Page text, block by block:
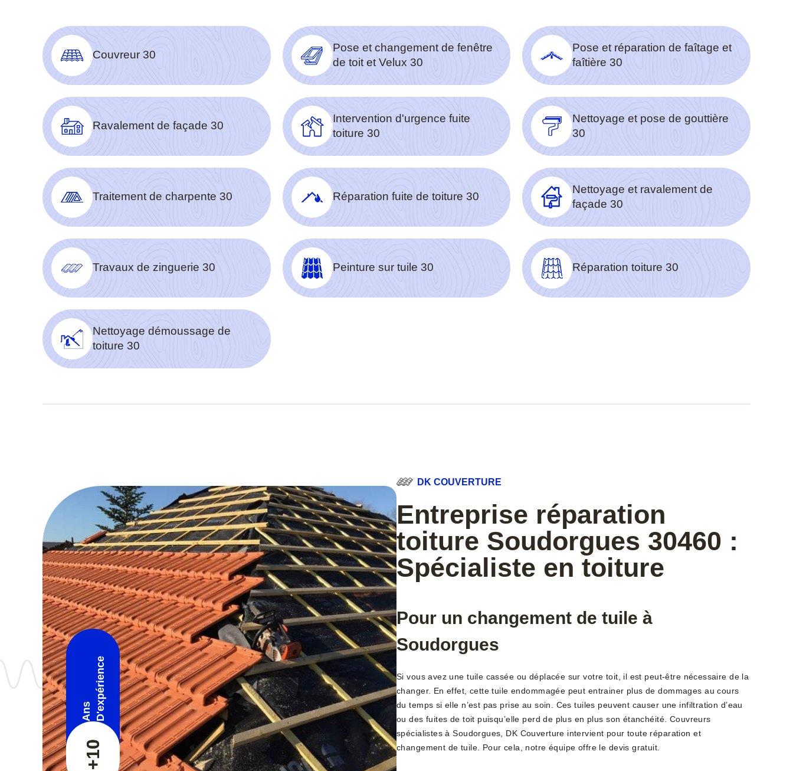
Couvreur 30
Pose et changement de fenêtre
de toit et Velux 30
Pose et réparation de faîtage et
faîtière 30
Ravalement de façade 30
Intervention d'urgence fuite
toiture 30
Nettoyage et pose de gouttière
30
Traitement de charpente 30 Réparation fuite de toiture 30
Nettoyage et ravalement de
façade 30
Travaux de zinguerie 30 Peinture sur tuile 30 Réparation toiture 30
Nettoyage démoussage de
toiture 30
+10
Ans D'expérience
DK COUVERTURE
Entreprise réparation
toiture Soudorgues 30460 :
Spécialiste en toiture
Pour un changement de tuile à
Soudorgues
Si vous avez une tuile cassée ou déplacée sur votre toit, il est peut-être nécessaire de la
changer. En effet, cette tuile endommagée peut entrainer plus de dommages au cours
du temps si elle n’est pas prise au soin. Ces tuiles peuvent causer une infiltration d’eau
ou des fuites de toit puisqu’elle perd de plus en plus son étanchéité. Couvreurs
spécialistes à Soudorgues, DK Couverture intervient pour toute réparation et
changement de tuile. Pour cela, notre équipe offre le devis gratuit.